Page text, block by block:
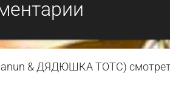
& ДЯДЮШКА ТОТС)